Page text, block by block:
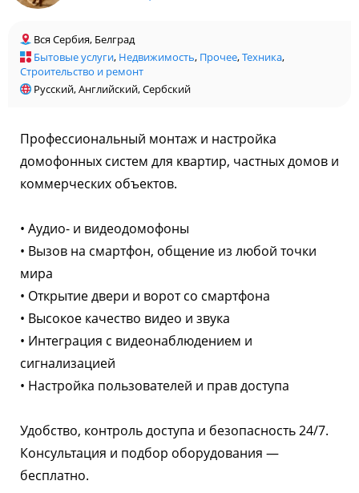
Вся Сербия, Белград
Бытовые услуги, Недвижимость, Прочее,Техника,
Строительство и ремонт
Русский, Английский, Сербский
Профессиональный монтаж и настройка
домофонных систем для квартир, частных домов и
коммерческих объектов.
• Аудио- и видеодомофоны
• Вызов на смартфон, общение из любой точки
мира
• Открытие двери и ворот со смартфона
• Высокое качество видео и звука
• Интеграция с видеонаблюдением и
сигнализацией
• Настройка пользователей и прав доступа
Удобство, контроль доступа и безопасность 24/7.
Консультация и подбор оборудования —
бесплатно.